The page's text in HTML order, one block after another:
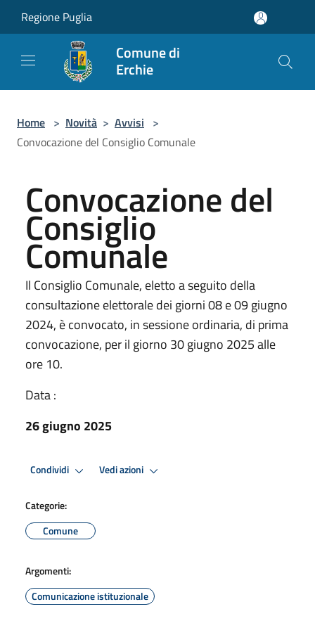
Regione Puglia
Comune di
Erchie
Home > Novità > Avvisi >
Convocazione del Consiglio Comunale
Convocazione del
Consiglio
Comunale
Il Consiglio Comunale, eletto a seguito della
consultazione elettorale dei giorni 08 e 09 giugno
2024, è convocato, in sessione ordinaria, di prima
convocazione, per il giorno 30 giugno 2025 alle
ore 10.
Data :
26 giugno 2025
Condividi Vedi azioni
Categorie:
Comune
Argomenti:
Comunicazione istituzionale